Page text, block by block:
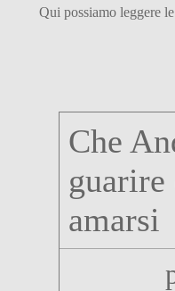
Qui possiamo leggere
Che
guarire
amarsi